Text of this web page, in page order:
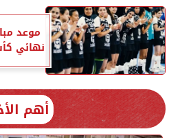
موعد
نهائي
أهم